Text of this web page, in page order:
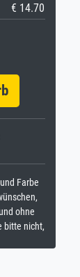
€ 14.70
Farbe
ohne
bitte nicht,